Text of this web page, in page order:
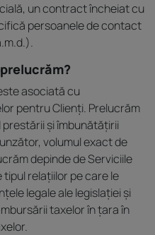
un contract încheiat cu
persoanele de contact
asociată cu
pentru Clienți. Prelucrăm
și îmbunătățirii
volumul exact de
depinde de Serviciile
relațiilor pe care le
legale ale legislației și
taxelor în țara în